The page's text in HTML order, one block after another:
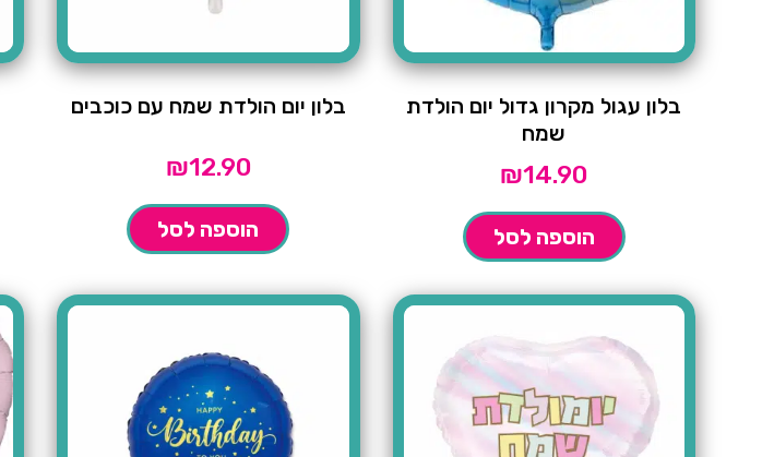
בלון עגול מקרון גדול יום הולדת
שמח
₪14.90
הוספה לסל
בלון יום הולדת שמח עם כוכבים
₪12.90
הוספה לסל